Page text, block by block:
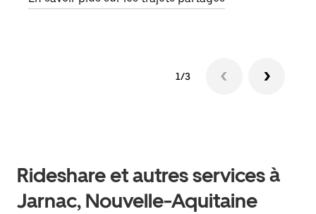
1/3
Rideshare et autres services à
Jarnac, Nouvelle-Aquitaine